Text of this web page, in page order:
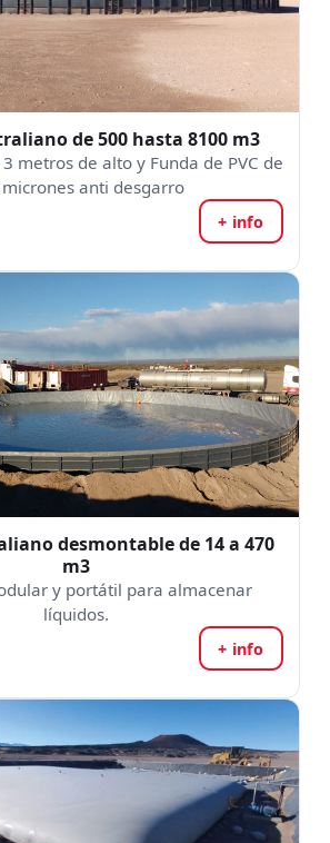
de 500 hasta 8100 m3
metros de alto y Funda de PVC de
anti desgarro
+ info
desmontable de 14 a 470
m3
y portátil para almacenar
líquidos.
+ info